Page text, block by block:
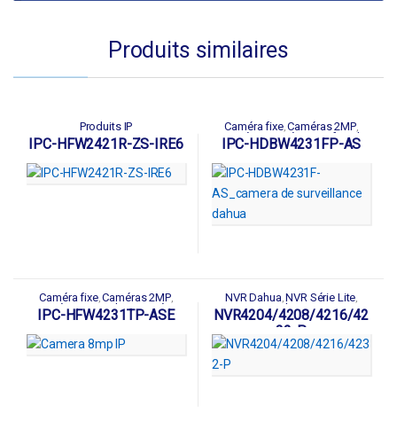
Produits similaires
Produits IP
IPC-HFW2421R-ZS-IRE6
Caméra fixe,Caméras 2MP,
Caméras IP,Détection facial,
Produits IP,Série PRO
IPC-HDBW4231FP-AS
Caméra fixe,Caméras 2MP,
Caméras IP,Produits IP ,Série
PRO
IPC-HFW4231TP-ASE
NVR Dahua,NVR Série Lite,
Produits IP
NVR4204/4208/4216/42
32-P